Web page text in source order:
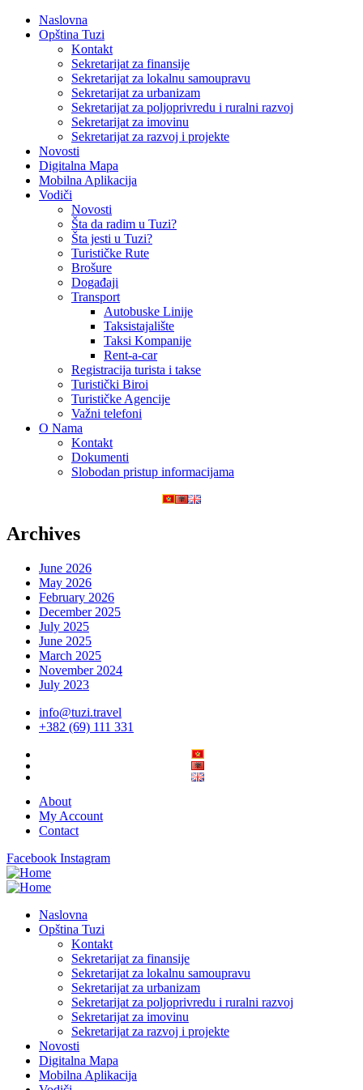
Naslovna
Opština Tuzi
Kontakt
Sekretarijat za finansije
Sekretarijat za lokalnu samoupravu
Sekretarijat za urbanizam
Sekretarijat za poljoprivredu i ruralni razvoj
Sekretarijat za imovinu
Sekretarijat za razvoj i projekte
Novosti
Digitalna Mapa
Mobilna Aplikacija
Vodiči
Novosti
Šta da radim u Tuzi?
Šta jesti u Tuzi?
Turističke Rute
Brošure
Događaji
Transport
Autobuske Linije
Taksistajalište
Taksi Kompanije
Rent-a-car
Registracija turista i takse
Turistički Biroi
Turističke Agencije
Važni telefoni
O Nama
Kontakt
Dokumenti
Slobodan pristup informacijama
Archives
June 2026
May 2026
February 2026
December 2025
July 2025
June 2025
March 2025
November 2024
July 2023
info@tuzi.travel
+382 (69) 111 331
About
My Account
Contact
Facebook Instagram
Naslovna
Opština Tuzi
Kontakt
Sekretarijat za finansije
Sekretarijat za lokalnu samoupravu
Sekretarijat za urbanizam
Sekretarijat za poljoprivredu i ruralni razvoj
Sekretarijat za imovinu
Sekretarijat za razvoj i projekte
Novosti
Digitalna Mapa
Mobilna Aplikacija